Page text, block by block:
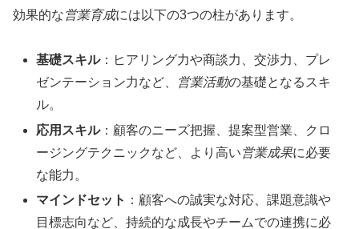
効果的な営業育成には以下の3つの柱があります。
基礎スキル：ヒアリング力や商談力、交渉力、プレ
ゼンテーション力など、
営業活動の基礎となるスキ
ル。
応用スキル：顧客のニーズ把握、提案型営業、クロ
ージングテクニックなど、より高い営業成果に必要
な能力。
マインドセット ：顧客への誠実な対応、課題意識や
目標志向など、持続的な成長やチームでの連携に必